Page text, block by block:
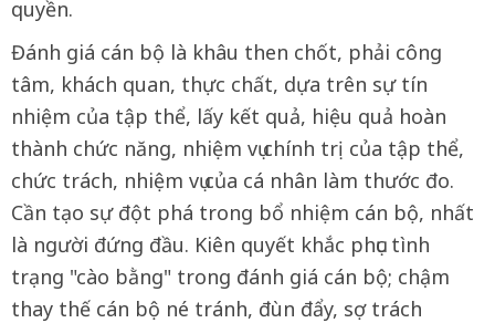
quyền.
Đánh giá cán bộ là khâu then chốt, phải công
tâm, khách quan, thực chất, dựa trên sự tín
nhiệm của tập thể, lấy kết quả, hiệu quả hoàn
thành chức năng, nhiệm vụ chính trị của tập thể,
chức trách, nhiệm vụ của cá nhân làm thước đo.
Cần tạo sự đột phá trong bổ nhiệm cán bộ, nhất
là người đứng đầu. Kiên quyết khắc phục tình
trạng "cào bằng" trong đánh giá cán bộ; chậm
thay thế cán bộ né tránh, đùn đẩy, sợ trách